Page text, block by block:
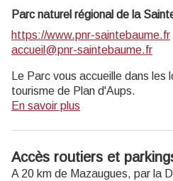
Parc naturel régional de la
https://www.pnr-saintebaume.fr
accueil@pnr-saintebaume.fr
Le Parc vous accueille dans les
tourisme de Plan d'Aups.
En savoir plus
Accès routiers et
A 20 km de Mazaugues, par la